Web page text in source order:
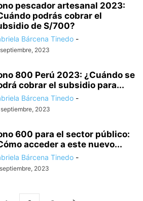
pescador artesanal 2023:
podrás cobrar el
de S/700?
Bárcena Tinedo -
2023
800 Perú 2023: ¿Cuándo se
cobrar el subsidio para...
Bárcena Tinedo -
2023
600 para el sector público:
acceder a este nuevo...
Bárcena Tinedo -
2023